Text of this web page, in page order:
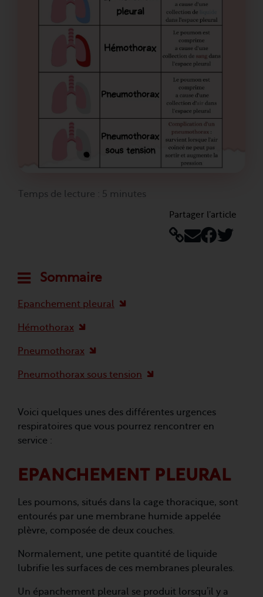
Temps de lecture : 5 minutes
Partager l’article
Sommaire
Epanchement pleural
Hémothorax
Pneumothorax
Pneumothorax sous tension
Voici quelques unes des différentes urgences
respiratoires que vous pourrez rencontrer en
service :
EPANCHEMENT PLEURAL
Les poumons, situés dans la cage thoracique, sont
entourés par une membrane humide appelée
plèvre, composée de deux couches.
Normalement, une petite quantité de liquide
lubrifie les surfaces de ces membranes pleurales.
Un épanchement pleural se produit lorsqu’il y a